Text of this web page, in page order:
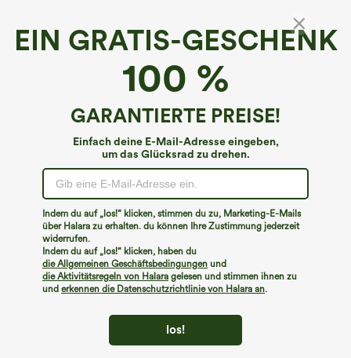
EIN GRATIS-GESCHENK
100 %
GARANTIERTE PREISE!
Einfach deine E-Mail-Adresse eingeben,
um das Glücksrad zu drehen.
Indem du auf „los!“ klicken, stimmen du zu, Marketing-E-Mails
über Halara zu erhalten. du können Ihre Zustimmung jederzeit
widerrufen.
Indem du auf „los!“ klicken, haben du
die Allgemeinen Geschäftsbedingungen und
die Aktivitätsregeln von Halara gelesen und stimmen ihnen zu
und erkennen die Datenschutzrichtlinie von Halara an.
los!
Lässiger Harem-Overall mit U-Ausschnitt und
Taschen - Easy Peezy Edition
€31,95 EUR €35,95 EUR
Buy 2 For €52,62 EUR, 4 For €105,24 EUR